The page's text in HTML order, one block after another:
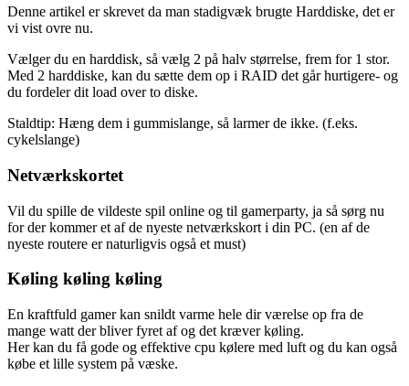
Denne artikel er skrevet da man stadigvæk brugte Harddiske, det er
vi vist ovre nu.
Vælger du en harddisk, så vælg 2 på halv størrelse, frem for 1 stor.
Med 2 harddiske, kan du sætte dem op i RAID det går hurtigere- og
du fordeler dit load over to diske.
Staldtip: Hæng dem i gummislange, så larmer de ikke. (f.eks.
cykelslange)
Netværkskortet
Vil du spille de vildeste spil online og til gamerparty, ja så sørg nu
for der kommer et af de nyeste netværkskort i din PC. (en af de
nyeste routere er naturligvis også et must)
Køling køling køling
En kraftfuld gamer kan snildt varme hele dir værelse op fra de
mange watt der bliver fyret af og det kræver køling.
Her kan du få gode og effektive cpu kølere med luft og du kan også
købe et lille system på væske.